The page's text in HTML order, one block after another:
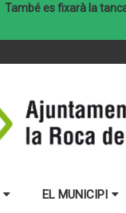
També es fixarà la
EL MUNICIPI